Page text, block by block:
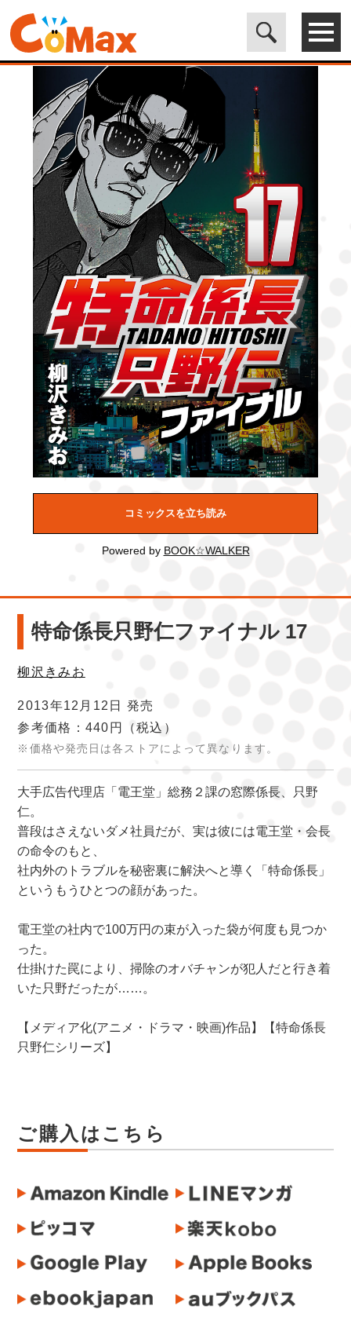
電子書籍マンガ CoMax(コマックス)公式サイト - 株式会社ICE>
LEGEND> 特命係長只野仁ファイナル 17
コミックスを立ち読み
Powered by BOOK☆WALKER
特命係長只野仁ファイナル 17
柳沢きみお
2013年12月12日 発売
参考価格：440円
（税込）
※価格や発売日は各ストアによって異なります。
大手広告代理店「電王堂」総務２課の窓際係長、只野
仁。
普段はさえないダメ社員だが、実は彼には電王堂・会長
の命令のもと、
社内外のトラブルを秘密裏に解決へと導く「特命係長」
というもうひとつの顔があった。
電王堂の社内で100万円の束が入った袋が何度も見つか
った。
仕掛けた罠により、掃除のオバチャンが犯人だと行き着
いた只野だったが……。
【メディア化(アニメ・ドラマ・映画)作品】【特命係長
只野仁シリーズ】
ご購入はこちら